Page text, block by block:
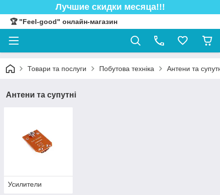
Лучшие скидки месяца!!!
🏆 "Feel-good" онлайн-магазин
Товари та послуги Побутова техніка Антени та
Антени та супутні
Усилители